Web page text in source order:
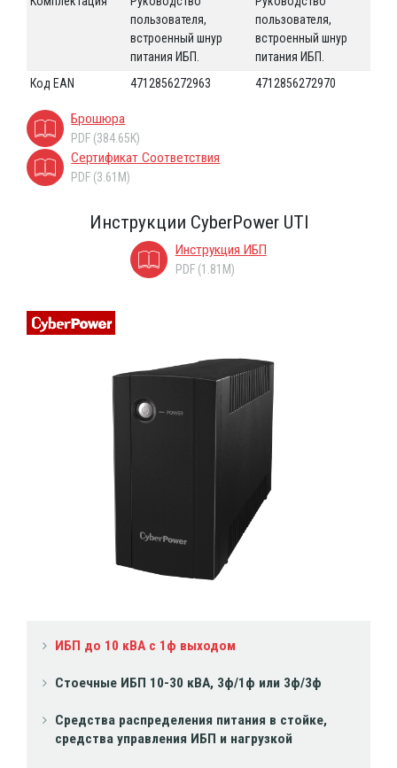
ИБП до 10 кВА с 1ф выходом
Стоечные ИБП 10-30 кВА, 3ф/1ф или 3ф/3ф
Средства распределения питания в стойке,
средства управления ИБП и нагрузкой
пользователя,
встроенный шнур
питания ИБП.
пользователя,
встроенный шнур
питания ИБП.
Код EAN
4712856272963 4712856272970
Брошюра
PDF (384.65K)
Сертификат Соответствия
PDF (3.61M)
Инструкции CyberPower UTI
Инструкция ИБП
PDF (1.81M)